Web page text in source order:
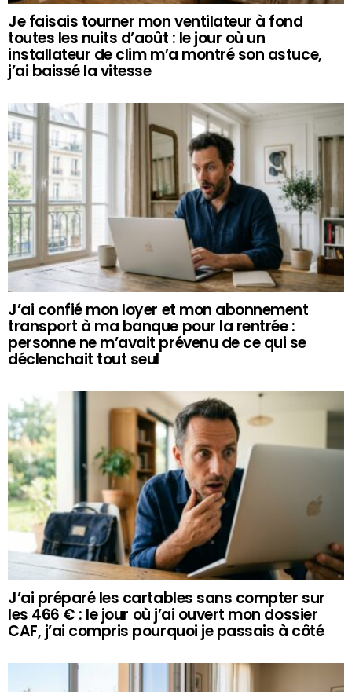
Je faisais tourner mon ventilateur à fond
toutes les nuits d’août : le jour où un
installateur de clim m’a montré son astuce,
j’ai baissé la vitesse
J’ai confié mon loyer et mon abonnement
transport à ma banque pour la rentrée :
personne ne m’avait prévenu de ce qui se
déclenchait tout seul
J’ai préparé les cartables sans compter sur
les 466 € : le jour où j’ai ouvert mon dossier
CAF, j’ai compris pourquoi je passais à côté